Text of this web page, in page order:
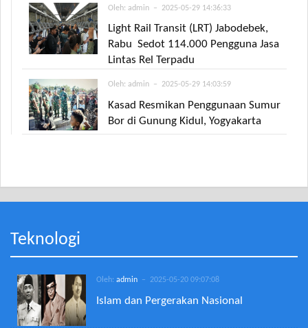
Oleh: admin – 2025-05-29 14:36:33
Light Rail Transit (LRT) Jabodebek,
Rabu Sedot 114.000 Pengguna Jasa
Lintas Rel Terpadu
Oleh: admin – 2025-05-29 14:03:59
Kasad Resmikan Penggunaan Sumur
Bor di Gunung Kidul, Yogyakarta
Teknologi
Oleh: admin – 2025-05-20 09:07:08
Islam dan Pergerakan Nasional